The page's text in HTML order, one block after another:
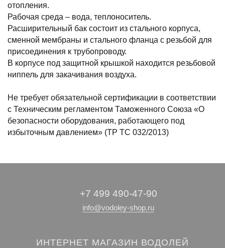
отопления.
Рабочая среда – вода, теплоноситель.
Расширительный бак состоит из стального корпуса,
сменной мембраны и стального фланца с резьбой для
присоединения к трубопроводу.
В корпусе под защитной крышкой находится резьбовой
ниппель для закачивания воздуха.
Не требует обязательной сертификации в соответствии
с Техническим регламентом Таможенного Союза «О
безопасности оборудования, работающего под
избыточным давлением» (ТР ТС 032/2013)
+7 499 490-47-90
info@vodoley-shop.ru
ИНТЕРНЕТ МАГАЗИН ВОДОЛЕЙ